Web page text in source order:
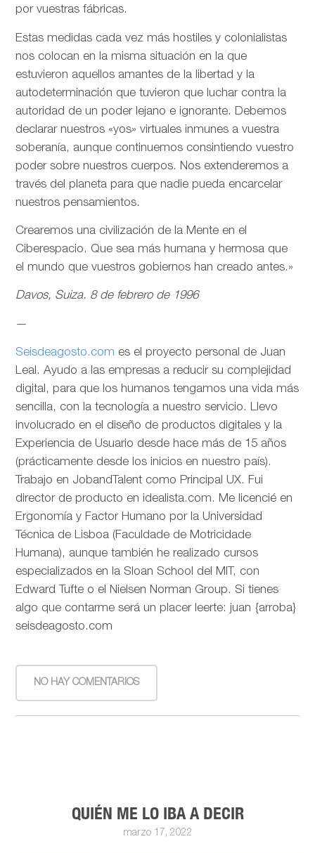
por vuestras fábricas.
Estas medidas cada vez más hostiles y colonialistas
nos colocan en la misma situación en la que
estuvieron aquellos amantes de la libertad y la
autodeterminación que tuvieron que luchar contra la
autoridad de un poder lejano e ignorante. Debemos
declarar nuestros «yos» virtuales inmunes a vuestra
soberanía, aunque continuemos consintiendo vuestro
poder sobre nuestros cuerpos. Nos extenderemos a
través del planeta para que nadie pueda encarcelar
nuestros pensamientos.
Crearemos una civilización de la Mente en el
Ciberespacio. Que sea más humana y hermosa que
el mundo que vuestros gobiernos han creado antes.»
Davos, Suiza. 8 de febrero de 1996
—
Seisdeagosto.com es el proyecto personal de Juan
Leal. Ayudo a las empresas a reducir su complejidad
digital, para que los humanos tengamos una vida más
sencilla, con la tecnología a nuestro servicio. Llevo
involucrado en el diseño de productos digitales y la
Experiencia de Usuario desde hace más de 15 años
(prácticamente desde los inicios en nuestro país).
Trabajo en JobandTalent como Principal UX. Fui
director de producto en idealista.com. Me licencié en
Ergonomía y Factor Humano por la Universidad
Técnica de Lisboa (Faculdade de Motricidade
Humana), aunque también he realizado cursos
especializados en la Sloan School del MIT, con
Edward Tufte o el Nielsen Norman Group. Si tienes
algo que contarme será un placer leerte: juan {arroba}
seisdeagosto.com
NO HAY COMENTARIOS
QUIÉN ME LO IBA A DECIR
marzo 17, 2022